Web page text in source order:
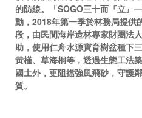
的防線。
「SOGO三十而『立
動，2018年第一季於林務局提供
段，由民間海岸造林專家財團法
助，使用仁舟水源寶育樹盆種下
黃槿、草海桐等，透過生態工法
國土外，更阻擋強風飛砂，守護
質。